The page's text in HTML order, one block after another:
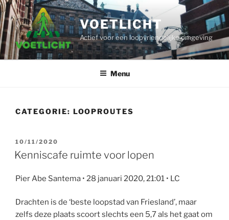
Ga
naar
de
inhoud
VOETLICHT
Actief voor een loopvriendelijke omgeving
Menu
CATEGORIE: LOOPROUTES
GEPLAATST
OP
10/11/2020
Kenniscafe ruimte voor lopen
Pier Abe Santema • 28 januari 2020, 21:01 • LC
Drachten is de ‘beste loopstad van Friesland’, maar
zelfs deze plaats scoort slechts een 5,7 als het gaat om